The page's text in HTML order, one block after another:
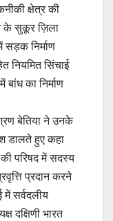
क्षेत्र की
के सुकूर ज़िला
सड़क निर्माण
नियमित सिंचाई
बांध का निर्माण
बेतिया ने उनके
डालते हुए कहा
परिषद में सदस्य
प्रदान करने
सर्वदलीय
दक्षिणी भारत